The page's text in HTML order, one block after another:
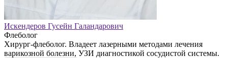
Искендеров Гусейн Галандарович
Флеболог
Хирург-флеболог. Владеет лазерными методами лечения
варикозной болезни, УЗИ диагностикой сосудистой системы.